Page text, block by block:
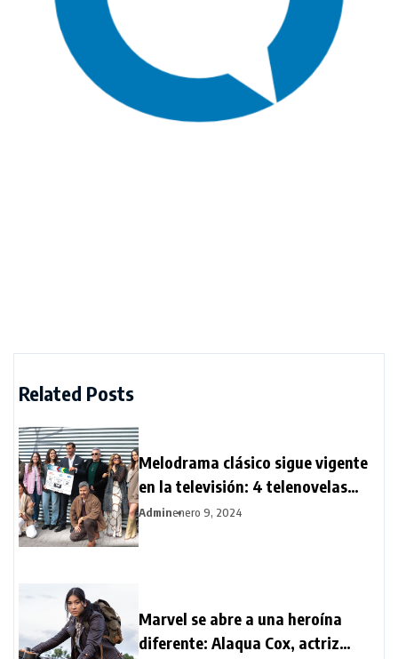
Related Posts
Melodrama clásico sigue vigente
en la televisión: 4 telenovelas
llegan al aire al inicio de 2024
Adminenero 9, 2024
Marvel se abre a una heroína
diferente: Alaqua Cox, actriz